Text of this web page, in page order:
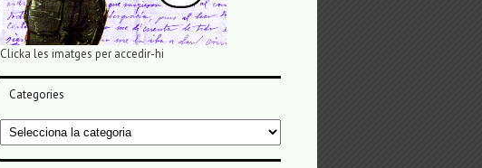
Clicka les imatges per accedir-hi
Categories
Categories